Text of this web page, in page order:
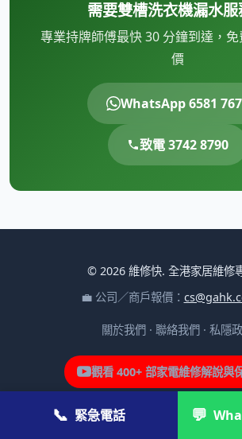
需要雙槽洗衣機漏水服
專業持牌師傅最快 30 分鐘到達，
價
WhatsApp 6581
致電 3742 8790
© 2026 維修快. 全港家居維修
💼 公司／商戶報價：
關於我們 · 聯絡我們 · 私隱
觀看 400+ 部家電維修解說與
📞 緊急電話 💬